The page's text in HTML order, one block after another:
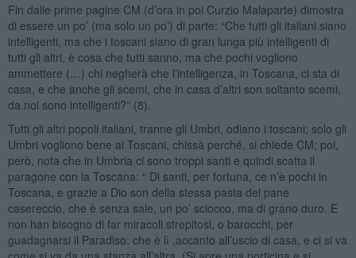
Fin dalle prime pagine CM (d’ora in poi Curzio Malaparte) dimostra
di essere un po’ (ma solo un po’) di parte: “Che tutti gli italiani siano
intelligenti, ma che i toscani siano di gran lunga più intelligenti di
tutti gli altri, è cosa che tutti sanno, ma che pochi vogliono
ammettere (…) chi negherà che l’intelligenza, in Toscana, ci sta di
casa, e che anche gli scemi, che in casa d’altri son soltanto scemi,
da noi sono intelligenti?” (8).
Tutti gli altri popoli italiani, tranne gli Umbri, odiano i toscani; solo gli
Umbri vogliono bene ai Toscani, chissà perché, si chiede CM; poi,
però, nota che in Umbria ci sono troppi santi e quindi scatta il
paragone con la Toscana: “ Di santi, per fortuna, ce n’è pochi in
Toscana, e grazie a Dio son della stessa pasta del pane
casereccio, che è senza sale, un po’ sciocco, ma di grano duro. E
non han bisogno di far miracoli strepitosi, o barocchi, per
guadagnarsi il Paradiso: che è lì ,accanto all’uscio di casa, e ci si va